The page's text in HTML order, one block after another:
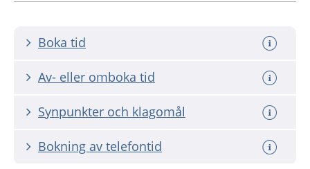
Boka tid
Av- eller omboka tid
Synpunkter och klagomål
Bokning av telefontid